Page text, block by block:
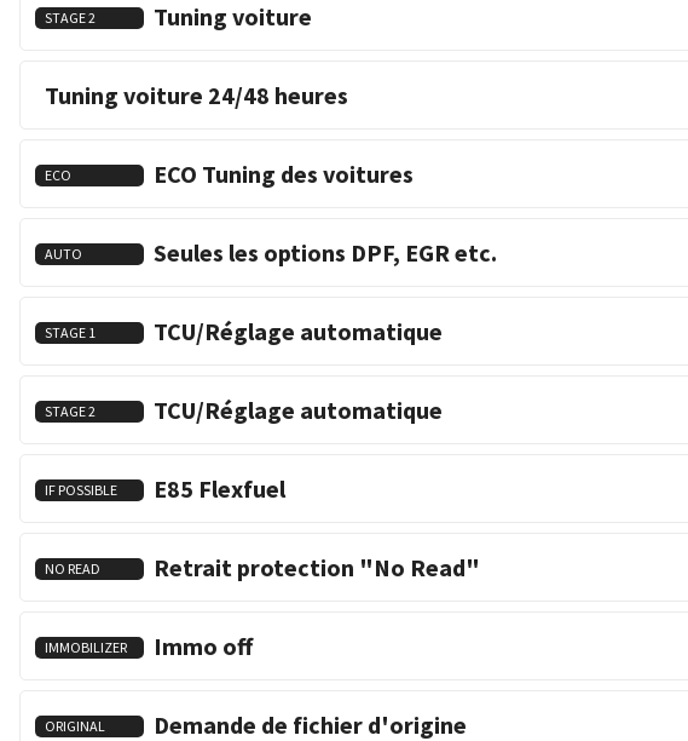
STAGE 2 Tuning voiture
Tuning voiture 24/48 heures
ECO ECO Tuning des voitures
AUTO Seules les options DPF, EGR etc.
STAGE 1 TCU/Réglage automatique
STAGE 2 TCU/Réglage automatique
IF POSSIBLE E85 Flexfuel
NO READ Retrait protection "No Read"
IMMOBILIZER Immo off
ORIGINAL Demande de fichier d'origine